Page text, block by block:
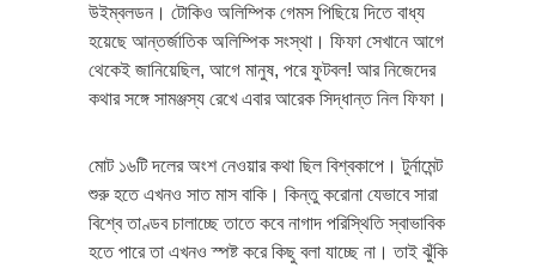
উইম্বলডন। টোকিও অলিম্পিক গেমস পিছিয়ে দিতে বাধ্য
হয়েছে আন্তর্জাতিক অলিম্পিক সংস্থা। ফিফা সেখানে আগে
থেকেই জানিয়েছিল, আগে মানুষ, পরে ফুটবল! আর নিজেদের
কথার সঙ্গে সামঞ্জস্য রেখে এবার আরেক সিদ্ধান্ত নিল ফিফা।
মোট ১৬টি দলের অংশ নেওয়ার কথা ছিল বিশ্বকাপে। টুর্নামেন্ট
শুরু হতে এখনও সাত মাস বাকি। কিন্তু করোনা যেভাবে সারা
বিশ্বে তাণ্ডব চালাচ্ছে তাতে কবে নাগাদ পরিস্থিতি স্বাভাবিক
হতে পারে তা এখনও স্পষ্ট করে কিছু বলা যাচ্ছে না। তাই ঝুঁকি